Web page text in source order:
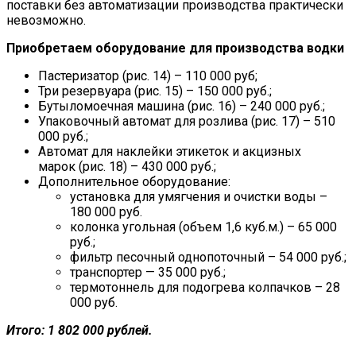
поставки без автоматизации производства практически
невозможно.
Приобретаем оборудование для производства водки
Пастеризатор (рис. 14) – 110 000 руб;
Три резервуара (рис. 15) – 150 000 руб.;
Бутыломоечная машина (рис. 16) – 240 000 руб.;
Упаковочный автомат для розлива (рис. 17) – 510
000 руб.;
Автомат для наклейки этикеток и акцизных
марок (рис. 18) – 430 000 руб.;
Дополнительное оборудование:
установка для умягчения и очистки воды –
180 000 руб.
колонка угольная (объем 1,6 куб.м.) – 65 000
руб.;
фильтр песочный однопоточный – 54 000 руб.;
транспортер — 35 000 руб.;
термотоннель для подогрева колпачков – 28
000 руб.
Итого: 1 802 000 рублей.